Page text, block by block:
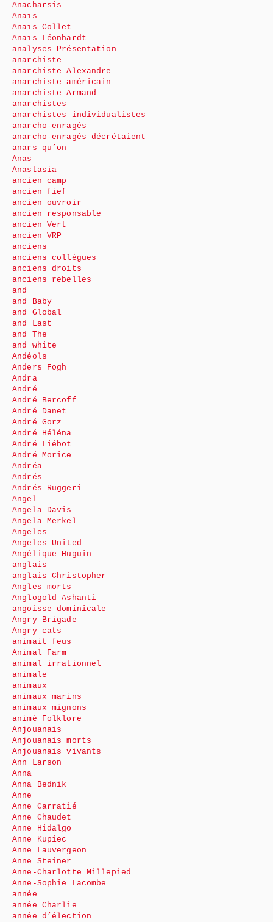
Anacharsis
Anaïs
Anaïs Collet
Anaïs Léonhardt
analyses Présentation
anarchiste
anarchiste Alexandre
anarchiste américain
anarchiste Armand
anarchistes
anarchistes individualistes
anarcho-enragés
anarcho-enragés décrétaient
anars qu’on
Anas
Anastasia
ancien camp
ancien fief
ancien ouvroir
ancien responsable
ancien Vert
ancien VRP
anciens
anciens collègues
anciens droits
anciens rebelles
and
and Baby
and Global
and Last
and The
and white
Andéols
Anders Fogh
Andra
André
André Bercoff
André Danet
André Gorz
André Héléna
André Liébot
André Morice
Andréa
Andrés
Andrés Ruggeri
Angel
Angela Davis
Angela Merkel
Angeles
Angeles United
Angélique Huguin
anglais
anglais Christopher
Angles morts
Anglogold Ashanti
angoisse dominicale
Angry Brigade
Angry cats
animait feus
Animal Farm
animal irrationnel
animale
animaux
animaux marins
animaux mignons
animé Folklore
Anjouanais
Anjouanais morts
Anjouanais vivants
Ann Larson
Anna
Anna Bednik
Anne
Anne Carratié
Anne Chaudet
Anne Hidalgo
Anne Kupiec
Anne Lauvergeon
Anne Steiner
Anne-Charlotte Millepied
Anne-Sophie Lacombe
année
année Charlie
année d’élection